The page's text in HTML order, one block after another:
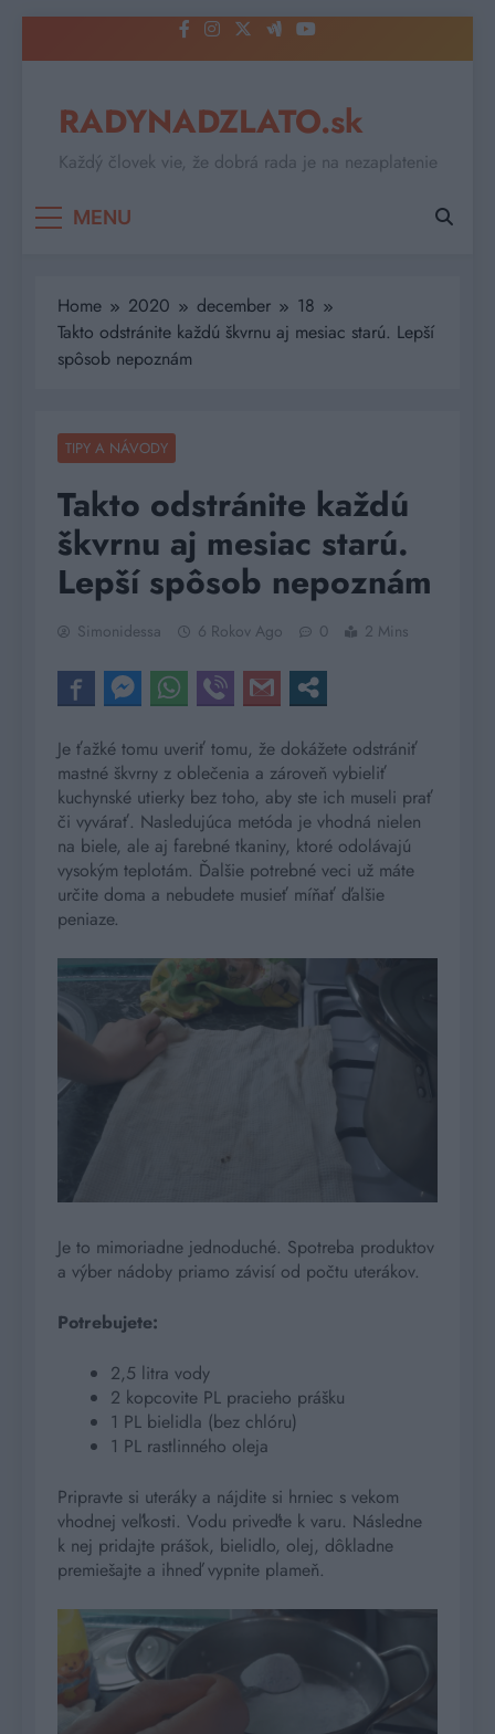
to
RADYNADZLATO.sk
Každý človek vie, že dobrá rada je na nezaplatenie
MENU
Home 2020 december
18
Takto odstránite každú škvrnu aj mesiac starú. Lepší
spôsob nepoznám
TIPY A NÁVODY
Takto odstránite každú
škvrnu aj mesiac starú.
Lepší spôsob nepoznám
Simonidessa 6 Rokov Ago 0 2 Mins
Je ťažké tomu uveriť tomu, že dokážete odstrániť
mastné škvrny z oblečenia a zároveň vybieliť
kuchynské utierky bez toho, aby ste ich museli prať
či vyvárať. Nasledujúca metóda je vhodná nielen
na biele, ale aj farebné tkaniny, ktoré odolávajú
vysokým teplotám. Ďalšie potrebné veci už máte
určite doma a nebudete musieť míňať ďalšie
peniaze.
Je to mimoriadne jednoduché. Spotreba produktov
a výber nádoby priamo závisí od počtu uterákov.
Potrebujete:
2,5 litra vody
2 kopcovite PL pracieho prášku
1 PL bielidla (bez chlóru)
1 PL rastlinného oleja
Pripravte si uteráky a nájdite si hrniec s vekom
vhodnej veľkosti. Vodu priveďte k varu. Následne
k nej pridajte prášok, bielidlo, olej, dôkladne
premiešajte a ihneď vypnite plameň.